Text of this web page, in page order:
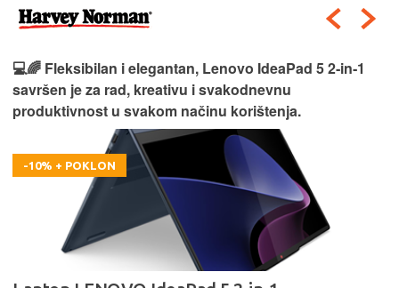
💻🌈 Fleksibilan i elegantan, Lenovo IdeaPad 5 2‑in‑1
savršen je za rad, kreativu i svakodnevnu
produktivnost u svakom načinu korištenja.
-10% + POKLON